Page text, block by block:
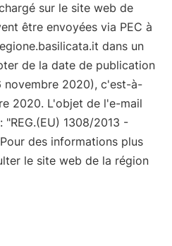
sur le site web de
être envoyées via PEC à
dans un
de la date de publication
novembre 2020), c'est-à-
2020. L'objet de l'e-mail
1308/2013 -
des informations plus
le site web de la région